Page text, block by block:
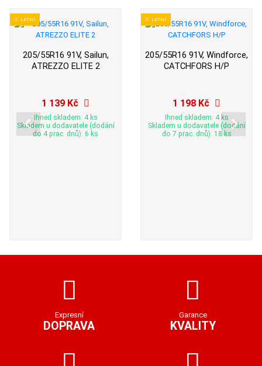
LETNÍ
205/55R16 91V, Sailun,
ATREZZO ELITE 2
1 139 Kč
Ihned skladem: 4 ks
Skladem u dodavatele (dodání
do 4 prac. dnů): 6 ks
LETNÍ
205/55R16 91V, Windforce,
CATCHFORS H/P
1 198 Kč
Ihned skladem: 4 ks
Skladem u dodavatele (dodání
do 7 prac. dnů): 18 ks
Expresní
DOPRAVA
Garance
KVALITY